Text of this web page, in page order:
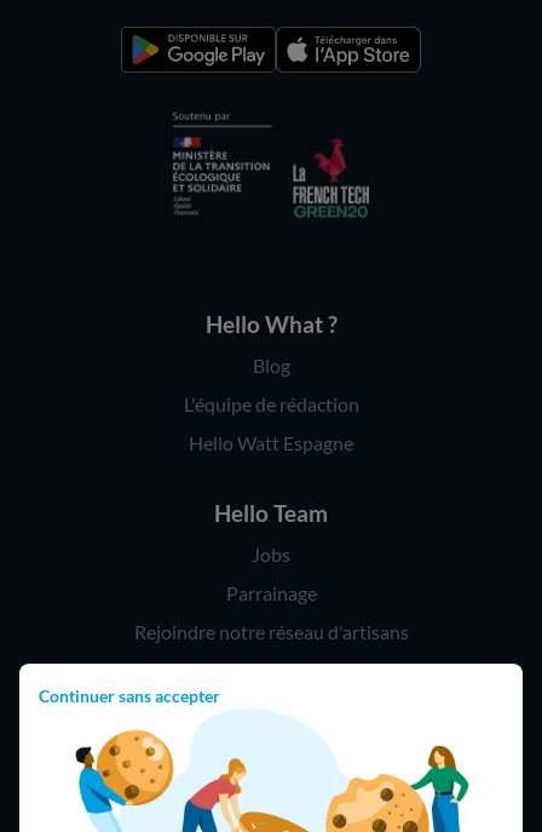
Continuer sans accepter
Hello What ?
Blog
L'équipe de rédaction
Hello Watt Espagne
Hello Team
Jobs
Parrainage
Rejoindre notre réseau d'artisans
09 75 18 60 60
(8h-21h)
75018 Paris